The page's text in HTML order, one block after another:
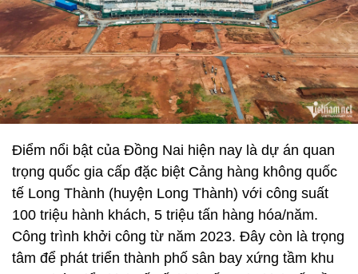
Điểm nổi bật của Đồng Nai hiện nay là dự án quan
trọng quốc gia cấp đặc biệt Cảng hàng không quốc
tế Long Thành (huyện Long Thành) với công suất
100 triệu hành khách, 5 triệu tấn hàng hóa/năm.
Công trình khởi công từ năm 2023. Đây còn là trọng
tâm để phát triển thành phố sân bay xứng tầm khu